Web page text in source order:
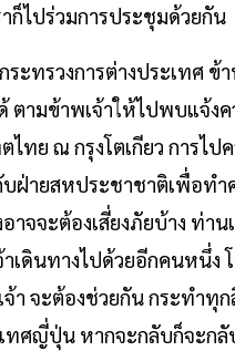
ก็ไปร่วมการประชุมด้วยกัน
ระทรวงการต่างประเท
ตามข้าพเจ้าให้ไปพบแจ้ง
ทย ณ กรุงโตเกียว การไ
ายสหประชาชาติเพื่อทำ
จจะต้องเสี่ยงภัยบ้าง ท่า
เดินทางไปด้วยอีกคนหนึ่ง
จะต้องช่วยกัน กระทำทุก
ทศญี่ปุ่น หากจะกลับก็จะก